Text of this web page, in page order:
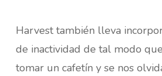
Harvest también lleva
de inactividad de tal modo
tomar un cafetín y se nos